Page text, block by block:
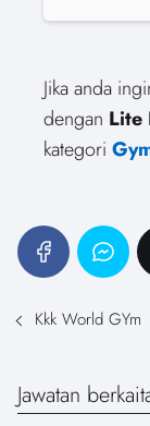
Jika anda
dengan Lite
kategori
Kkk World GYm
Jawatan